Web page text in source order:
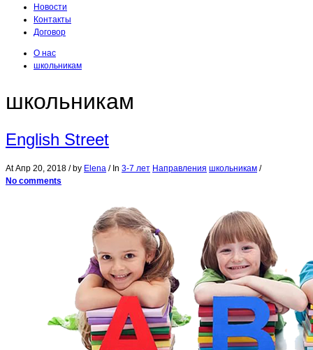
Новости
Контакты
Договор
О нас
школьникам
школьникам
English Street
AtАпр 20, 2018 / by Elena / In 3-7 лет Направления школьникам /
No comments